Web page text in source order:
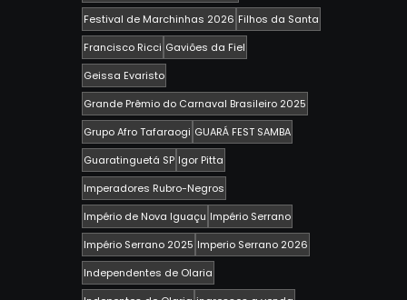
Festival de Marchinhas 2026 Filhos da Santa
Francisco Ricci Gaviões da Fiel
Geissa Evaristo
Grande Prêmio do Carnaval Brasileiro 2025
Grupo Afro Tafaraogi GUARÁ FEST SAMBA
Guaratinguetá SP Igor Pitta
Imperadores Rubro-Negros
Império de Nova Iguaçu Império Serrano
Império Serrano 2025 Imperio Serrano 2026
Independentes de Olaria